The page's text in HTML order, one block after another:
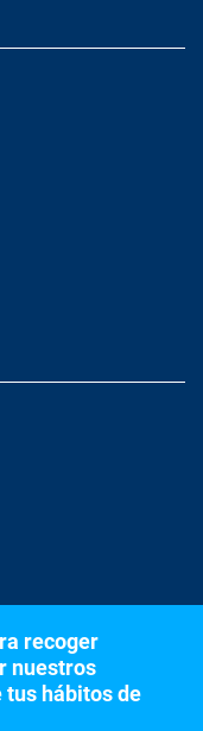
recoger
nuestros
tus hábitos de